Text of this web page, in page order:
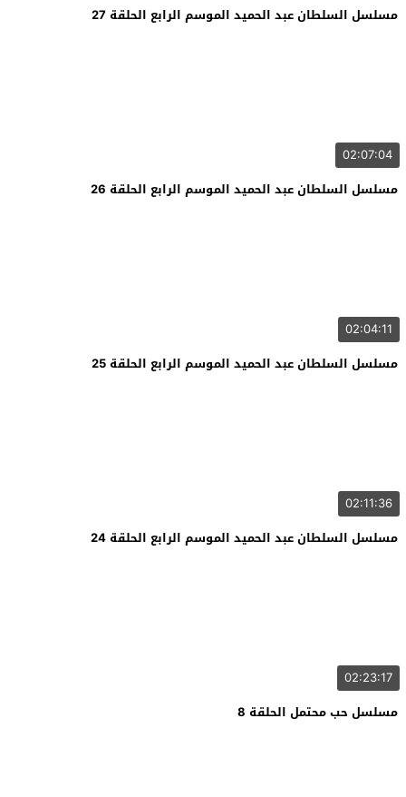
مسلسل السلطان عبد الحميد الموسم الرابع الحلقة 27
02:07:04
مسلسل السلطان عبد الحميد الموسم الرابع الحلقة 26
02:04:11
مسلسل السلطان عبد الحميد الموسم الرابع الحلقة 25
02:11:36
مسلسل السلطان عبد الحميد الموسم الرابع الحلقة 24
02:23:17
مسلسل حب محتمل الحلقة 8